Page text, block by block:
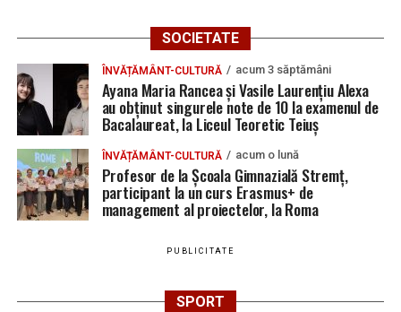
SOCIETATE
ÎNVĂȚĂMÂNT-CULTURĂ acum 3 săptămâni
Ayana Maria Rancea și Vasile Laurențiu Alexa
au obținut singurele note de 10 la examenul de
Bacalaureat, la Liceul Teoretic Teiuș
ÎNVĂȚĂMÂNT-CULTURĂ acum o lună
Profesor de la Școala Gimnazială Stremț,
participant la un curs Erasmus+ de
management al proiectelor, la Roma
PUBLICITATE
SPORT